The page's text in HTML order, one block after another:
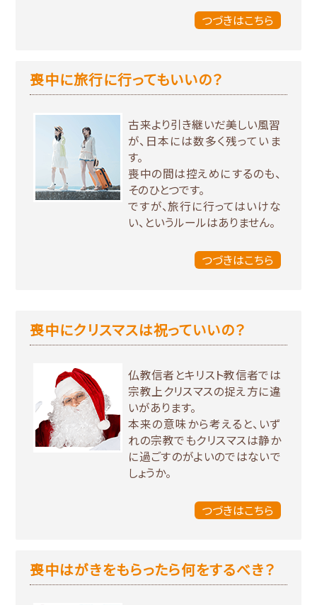
つづきはこちら
喪中に旅行に行ってもいいの？
古来より引き継いだ美しい風習
が、日本には数多く残っていま
す。
喪中の間は控えめにするのも、
そのひとつです。
ですが、旅行に行ってはいけな
い、というルールはありません。
つづきはこちら
喪中にクリスマスは祝っていいの？
仏教信者とキリスト教信者では
宗教上クリスマスの捉え方に違
いがあります。
本来の意味から考えると、いず
れの宗教でもクリスマスは静か
に過ごすのがよいのではないで
しょうか。
つづきはこちら
喪中はがきをもらったら何をするべき？